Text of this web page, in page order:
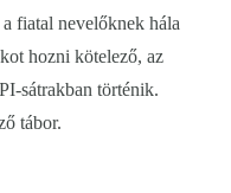
fiatal nevelőknek hála
hozni kötelező, az
sátrakban történik.
tábor.